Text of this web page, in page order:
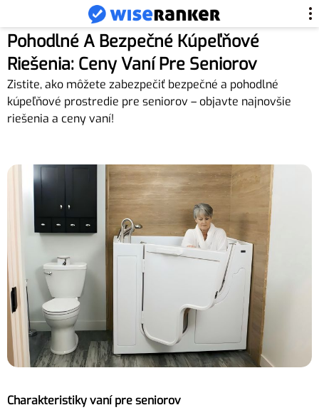
Pohodlné A Bezpečné Kúpeľňové
Riešenia: Ceny Vaní Pre Seniorov
Zistite, ako môžete zabezpečiť bezpečné a pohodlné
kúpeľňové prostredie pre seniorov – objavte najnovšie
riešenia a ceny vaní!
Charakteristiky vaní pre seniorov